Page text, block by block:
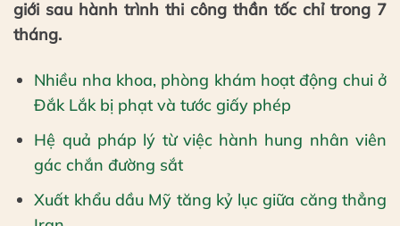
giới sau hành trình thi công thần tốc chỉ trong 7
tháng.
Nhiều nha khoa, phòng khám hoạt động chui ở
Đắk Lắk bị phạt và tước giấy phép
Hệ quả pháp lý từ việc hành hung nhân viên
gác chắn đường sắt
Xuất khẩu dầu Mỹ tăng kỷ lục giữa căng thẳng